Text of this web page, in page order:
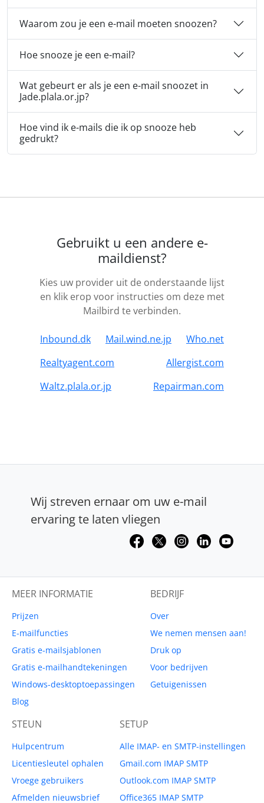
Waarom zou je een e-mail moeten snoozen?
Hoe snooze je een e-mail?
Wat gebeurt er als je een e-mail snoozet in
Jade.plala.or.jp?
Hoe vind ik e-mails die ik op snooze heb
gedrukt?
Gebruikt u een andere e-
maildienst?
Kies uw provider uit de onderstaande lijst
en klik erop voor instructies om deze met
Mailbird te verbinden.
Inbound.dk Mail.wind.ne.jp
Who.net
Realtyagent.com
Allergist.com
Waltz.plala.or.jp
Repairman.com
Wij streven ernaar om uw e-mail
ervaring te laten vliegen
MEER INFORMATIE
Prijzen
E-mailfuncties
Gratis e-mailsjablonen
Gratis e-mailhandtekeningen
Windows-desktoptoepassingen
Blog
BEDRIJF
Over
We nemen mensen aan!
Druk op
Voor bedrijven
Getuigenissen
STEUN
Hulpcentrum
Licentiesleutel ophalen
Vroege gebruikers
Afmelden nieuwsbrief
SETUP
Alle IMAP- en SMTP-instellingen
Gmail.com IMAP SMTP
Outlook.com IMAP SMTP
Office365 IMAP SMTP